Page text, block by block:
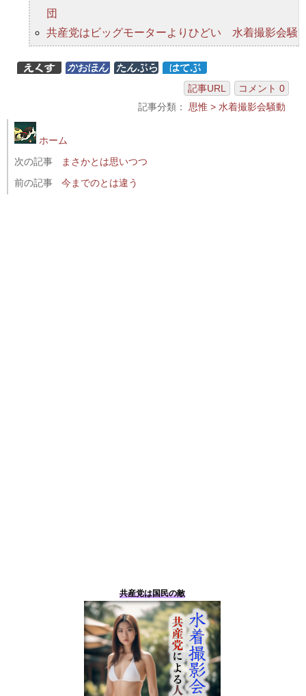
団
共産党はビッグモーターよりひどい 水着撮影会騒
共産党は誤りを認めない党 水着撮影会騒動
共産党こそヴォルテールの爪の垢を煎じて飲むべ
き 水着撮影会騒動
共産党は国家と国民の敵という評価を免れない 水
着撮影会騒動
水着撮影会をつぶす共産党の言う「県民一人ひとり
ある夏の出来事 水着撮影会のない世界
やらかしてもほとぼりが冷めるのを待つだけの共産
党 水着撮影会騒動から見えた景色
水着撮影会騒動の問題点をまとめる
水着撮影会の開催が可能に
記事URL
コメント 0
記事分類： 思惟 > 水着撮影会騒動
ホーム
次の記事
まさかとは思いつつ
前の記事
今までのとは違う
共産党は国民の敵